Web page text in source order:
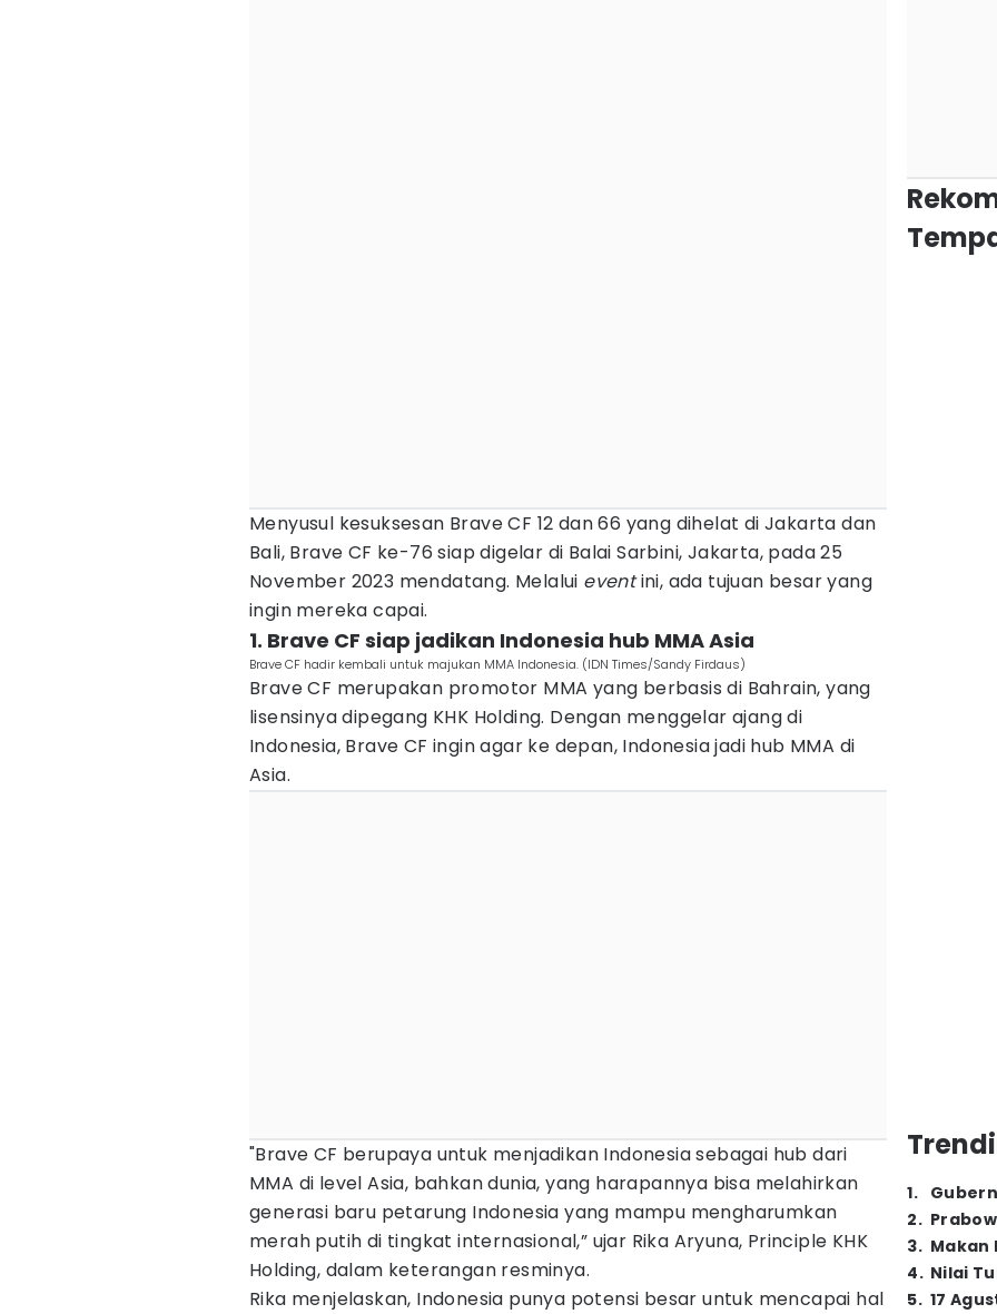
Menyusul kesuksesan Brave CF 12 dan 66 yang dihelat di Jakarta dan
Bali, Brave CF ke-76 siap digelar di Balai Sarbini, Jakarta, pada 25
November 2023 mendatang. Melalui eventini, ada tujuan besar yang
ingin mereka capai.
1. Brave CF siap jadikan Indonesia hub MMA Asia
Brave CF hadir kembali untuk majukan MMA Indonesia. (IDN Times/Sandy Firdaus)
Brave CF merupakan promotor MMA yang berbasis di Bahrain, yang
lisensinya dipegang KHK Holding. Dengan menggelar ajang di
Indonesia, Brave CF ingin agar ke depan, Indonesia jadi hub MMA di
Asia.
"Brave CF berupaya untuk menjadikan Indonesia sebagai hub dari
MMA di level Asia, bahkan dunia, yang harapannya bisa melahirkan
generasi baru petarung Indonesia yang mampu mengharumkan
merah putih di tingkat internasional,” ujar Rika Aryuna, Principle KHK
Holding, dalam keterangan resminya.
Rika menjelaskan, Indonesia punya potensi besar untuk mencapai hal
1.
2.
3. Makan
4. Nilai
5. 17